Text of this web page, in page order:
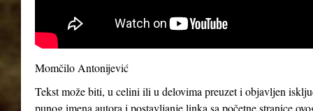
Momčilo Antonijević
Tekst može biti, u celini ili u delovima preuzet i objavljen
punog imena autora i postavljanje linka sa početne stranice